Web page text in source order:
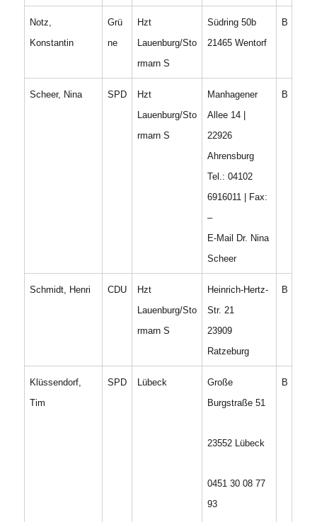
Notz,
Konstantin
Grü
ne
Hzt
Lauenburg/Sto
rmarn S
Südring 50b
21465 Wentorf
B
Scheer, Nina SPD
Hzt
Lauenburg/Sto
rmarn S
Manhagener
Allee 14 |
22926
Ahrensburg
Tel.: 04102
6916011 | Fax:
–
E-Mail Dr. Nina
Scheer
B
Schmidt, Henri CDU
Hzt
Lauenburg/Sto
rmarn S
Heinrich-Hertz-
Str. 21
23909
Ratzeburg
B
Klüssendorf,
Tim
SPD Lübeck
Große
Burgstraße 51
23552 Lübeck
0451 30 08 77
93
B